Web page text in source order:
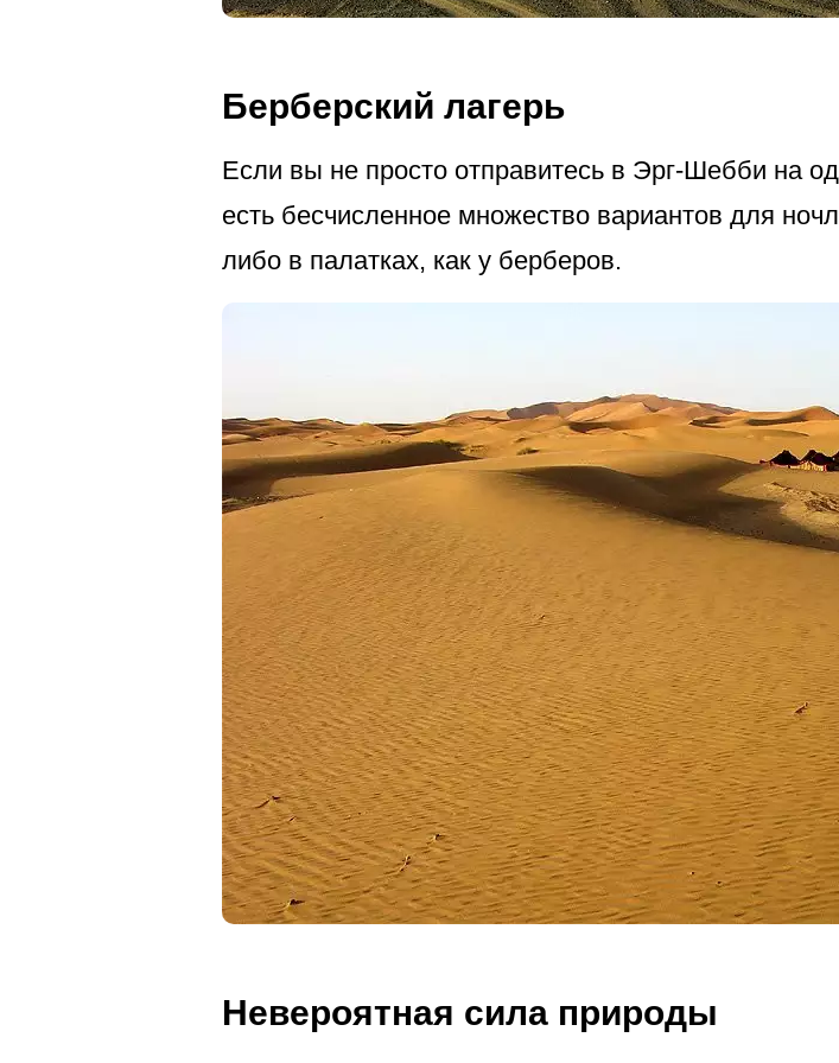
Берберский лагерь
Если вы не просто отправитесь в Эрг-Шебби на
есть бесчисленное множество вариантов для
либо в палатках, как у берберов.
Невероятная сила природы